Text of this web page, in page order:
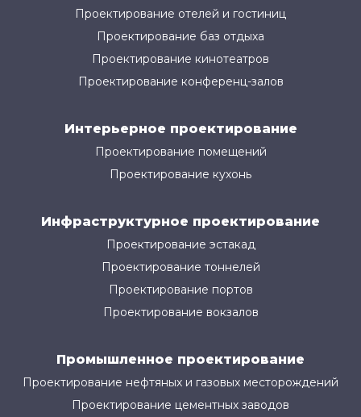
Проектирование отелей и гостиниц
Проектирование баз отдыха
Проектирование кинотеатров
Проектирование конференц-залов
Интерьерное проектирование
Проектирование помещений
Проектирование кухонь
Инфраструктурное проектирование
Проектирование эстакад
Проектирование тоннелей
Проектирование портов
Проектирование вокзалов
Промышленное проектирование
Проектирование нефтяных и газовых месторождений
Проектирование цементных заводов